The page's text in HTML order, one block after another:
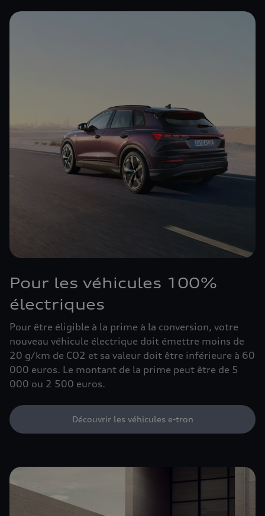
Pour les véhicules 100%
électriques
Pour être éligible à la prime à la conversion, votre
nouveau véhicule électrique doit émettre moins de
20 g/km de CO2 et sa valeur doit être inférieure à 60
000 euros. Le montant de la prime peut être de 5
000 ou 2 500 euros.
Découvrir les véhicules e-tron